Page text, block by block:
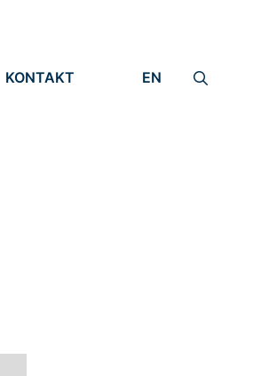
KONTAKT EN